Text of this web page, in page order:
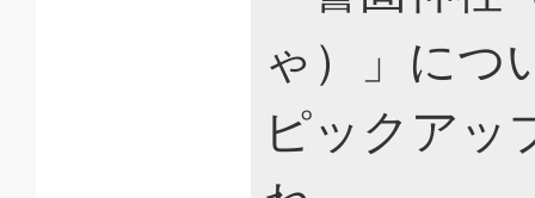
ゃ）」につ
ピックアッ